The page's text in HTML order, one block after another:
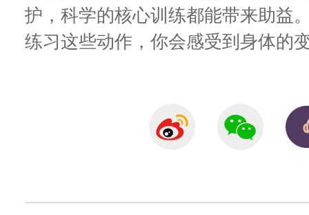
护，科学的核心训练都能带来助益
练习这些动作，你会感受到身体的